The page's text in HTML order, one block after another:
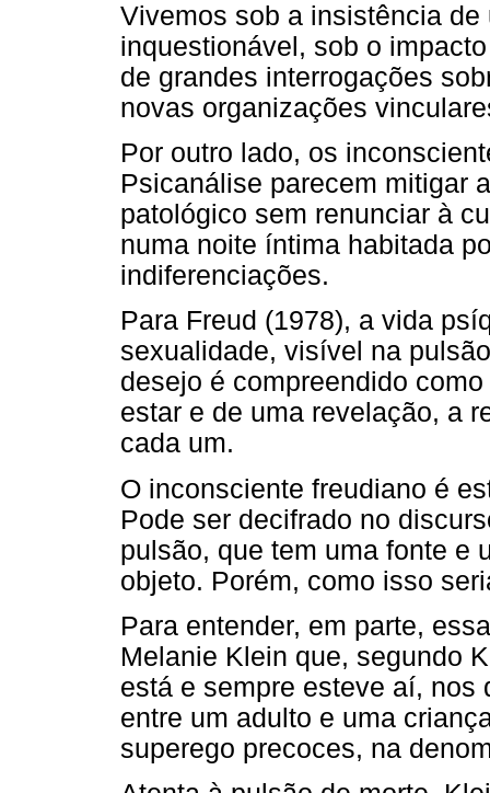
Vivemos sob a insistência
inquestionável, sob o
de grandes interrogações
novas organizações
Por outro lado, os
Psicanálise parecem mitigar
patológico sem renunciar à
numa noite íntima habitada
indiferenciações.
Para Freud (1978), a vida
sexualidade, visível na
desejo é compreendido
estar e de uma revelação, a
cada um.
O inconsciente freudiano é
Pode ser decifrado no
pulsão, que tem uma fonte e
objeto. Porém, como isso
Para entender, em parte,
Melanie Klein que, segundo
está e sempre esteve aí, nos
entre um adulto e uma
superego precoces, na